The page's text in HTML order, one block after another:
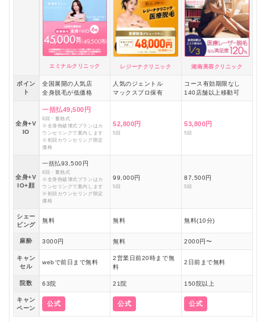
エミナルクリニック レジーナクリニック 湘南美容クリニック
ポイン
ト
全国展開の人気店
全身脱毛が低価格
人気のジェントル
マックスプロ保有
コース有効期限なし
140店舗以上移動可
全身+V
IO
一括払49,500円
6回・蓄熱式
※全身熱破壊式プランはカ
ウンセリングで案内します
※初回カウンセリング限定
価格
52,800円
5回
53,800円
5回
全身+V
IO+顔
一括払93,500円
6回・蓄熱式
※全身熱破壊式プランはカ
ウンセリングで案内します
※初回カウンセリング限定
価格
99,000円
5回
87,500円
5回
シェー
ビング
無料 無料 無料(10分)
麻酔 3000円 無料 2000円〜
キャン
セル
webで前日まで無料
2営業日前20時まで無
料
2日前まで無料
院数 63院 21院 150院以上
キャン
ペーン
公式 公式 公式